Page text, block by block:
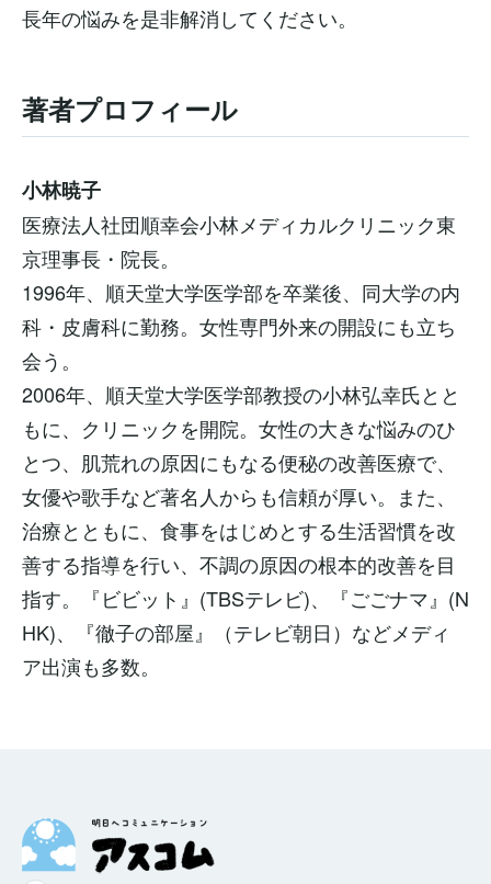
長年の悩みを是非解消してください。
著者プロフィール
小林暁子
医療法人社団順幸会小林メディカルクリニック東
京理事長・院長。
1996年、順天堂大学医学部を卒業後、同大学の内
科・皮膚科に勤務。女性専門外来の開設にも立ち
会う。
2006年、順天堂大学医学部教授の小林弘幸氏とと
もに、クリニックを開院。女性の大きな悩みのひ
とつ、肌荒れの原因にもなる便秘の改善医療で、
女優や歌手など著名人からも信頼が厚い。また、
治療とともに、食事をはじめとする生活習慣を改
善する指導を行い、不調の原因の根本的改善を目
指す。『ビビット』(TBSテレビ)、『ごごナマ』(N
HK)、『徹子の部屋』（テレビ朝日）などメディ
ア出演も多数。